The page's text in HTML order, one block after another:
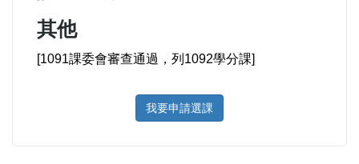
其他
[1091課委會審查通過，列1092學分課]
我要申請選課